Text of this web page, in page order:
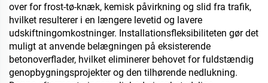
over for frost-tø-knæk, kemisk påvirkning og slid fra trafik,
hvilket resulterer i en længere levetid og lavere
udskiftningomkostninger. Installationsfleksibiliteten gør det
muligt at anvende belægningen på eksisterende
betonoverflader, hvilket eliminerer behovet for fuldstændig
genopbygningsprojekter og den tilhørende nedlukning.